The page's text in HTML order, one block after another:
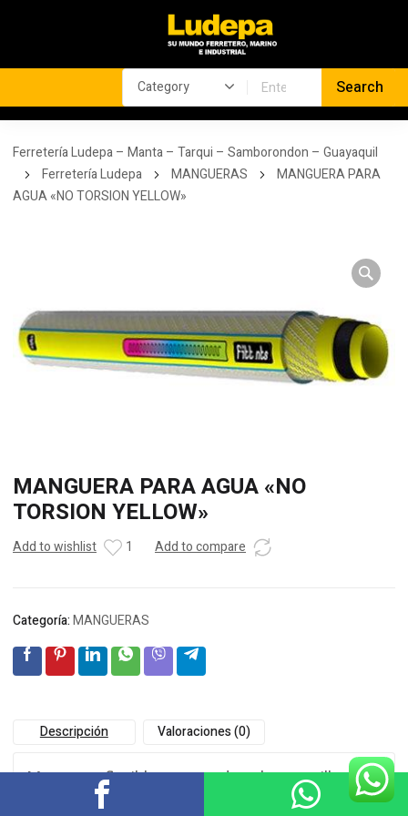
Ferretería Ludepa – Manta – Tarqui – Samborondon – Guayaquil
Ferretería Ludepa
MANGUERAS
MANGUERA PARA
AGUA «NO TORSION YELLOW»
MANGUERA PARA AGUA «NO
TORSION YELLOW»
Add to wishlist 1 Add to compare
Categoría:MANGUERAS
Descripción Valoraciones (0)
Manguera flexible y suave de color amarillo.
Fabricada en PVC con una estructura de 6